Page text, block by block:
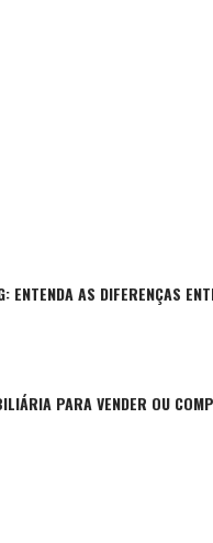
ENTENDA AS DIFERENÇAS
PARA VENDER OU